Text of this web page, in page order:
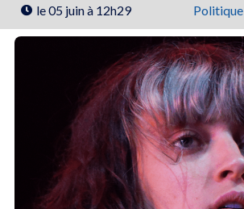
le05 juin à 12h29 Politique